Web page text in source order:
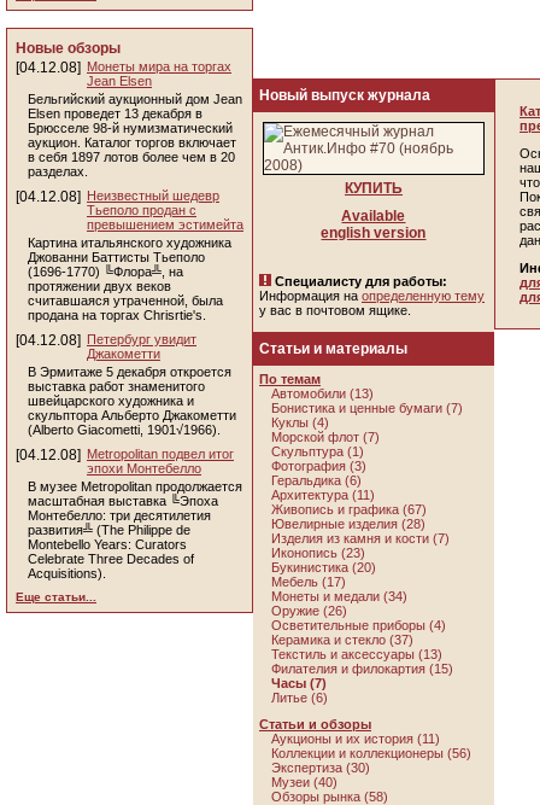
Новые обзоры
[04.12.08] Монеты мира на торгах
Jean Elsen
Бельгийский аукционный дом Jean
Elsen проведет 13 декабря в
Брюсселе 98-й нумизматический
аукцион. Каталог торгов включает
в себя 1897 лотов более чем в 20
разделах.
[04.12.08] Неизвестный шедевр
Тьеполо продан с
превышением эстимейта
Картина итальянского художника
Джованни Баттисты Тьеполо
(1696-1770) ╚Флора╩, на
протяжении двух веков
считавшаяся утраченной, была
продана на торгах Chrisrtie's.
[04.12.08] Петербург увидит
Джакометти
В Эрмитаже 5 декабря откроется
выставка работ знаменитого
швейцарского художника и
скульптора Альберто Джакометти
(Alberto Giacometti, 1901√1966).
[04.12.08] Metropolitan подвел итог
эпохи Монтебелло
В музее Metropolitan продолжается
масштабная выставка ╚Эпоха
Монтебелло: три десятилетия
развития╩ (The Philippe de
Montebello Years: Curators
Celebrate Three Decades of
Acquisitions).
Еще статьи...
Новый выпуск журнала
КУПИТЬ
Available
english version
Специалисту для работы:
Информация на определенную тему
у вас в почтовом ящике.
Статьи и материалы
По темам
Автомобили (13)
Бонистика и ценные бумаги (7)
Куклы (4)
Морской флот (7)
Скульптура (1)
Фотография (3)
Геральдика (6)
Архитектура (11)
Живопись и графика (67)
Ювелирные изделия (28)
Изделия из камня и кости (7)
Иконопись (23)
Букинистика (20)
Мебель (17)
Монеты и медали (34)
Оружие (26)
Осветительные приборы (4)
Керамика и стекло (37)
Текстиль и аксессуары (13)
Филателия и филокартия (15)
Часы (7)
Литье (6)
Статьи и обзоры
Аукционы и их история (11)
Коллекции и коллекционеры (56)
Экспертиза (30)
Музеи (40)
Обзоры рынка (58)